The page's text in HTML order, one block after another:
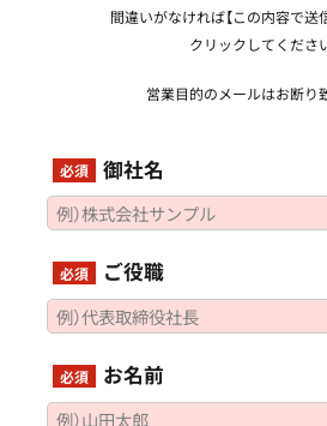
間違いがなければ【この内容で送
クリックしてくださ
営業目的のメールはお断り
必須 御社名
必須 ご役職
必須 お名前